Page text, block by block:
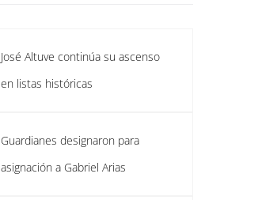
José Altuve continúa su ascenso
en listas históricas
Guardianes designaron para
asignación a Gabriel Arias